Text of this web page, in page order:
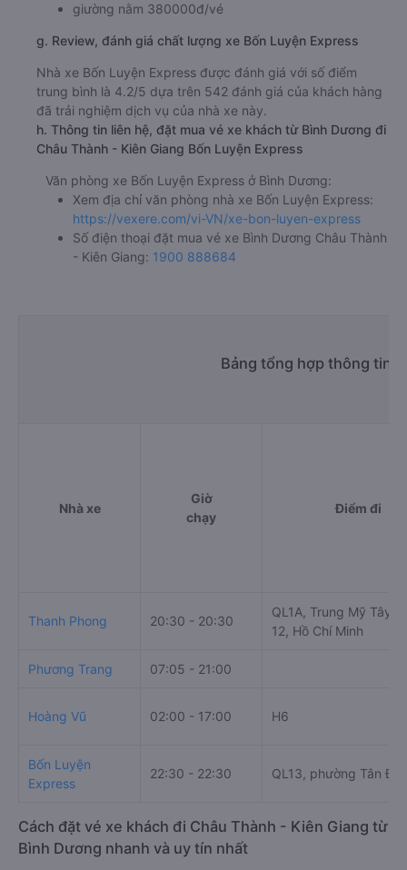
giường nằm 380000đ/vé
g. Review, đánh giá chất lượng xe Bốn Luyện Express
Nhà xe Bốn Luyện Express được đánh giá với số điểm
trung bình là 4.2/5 dựa trên 542 đánh giá của khách hàng
đã trải nghiệm dịch vụ của nhà xe này.
h. Thông tin liên hệ, đặt mua vé xe khách từ Bình Dương đi
Châu Thành - Kiên Giang Bốn Luyện Express
Văn phòng xe Bốn Luyện Express ở Bình Dương:
Xem địa chỉ văn phòng nhà xe Bốn Luyện Express:
https://vexere.com/vi-VN/xe-bon-luyen-express
Số điện thoại đặt mua vé xe Bình Dương Châu Thành
- Kiên Giang: 1900 888684
Bảng tổng hợp thông tin
Nhà xe
Giờ
chạy
Điểm đi
Thanh Phong 20:30 - 20:30
QL1A, Trung Mỹ Tây,
12, Hồ Chí Minh
Phương Trang 07:05 - 21:00
Hoàng Vũ 02:00 - 17:00 H6
Bốn Luyện
Express
22:30 - 22:30 QL13, phường Tân
Cách đặt vé xe khách đi Châu Thành - Kiên Giang từ
Bình Dương nhanh và uy tín nhất